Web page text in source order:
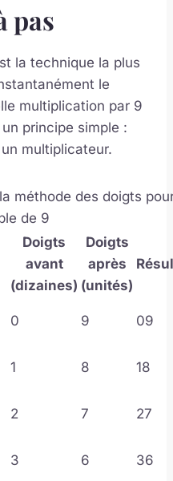
pas
la technique la plus
le
multiplication par 9
principe simple :
multiplicateur.
méthode des doigts
de 9
Doigts
avant
(dizaines)
Doigts
après
(unités)
0 9 09
1 8 18
2 7 27
3 6 36